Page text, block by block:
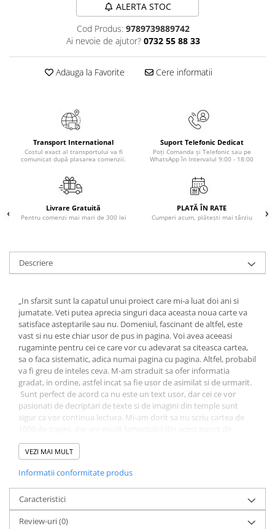
Medicina & Farmacie
Medicina Pentru Toti
Terapii Alternative
AudioBook
Beletristica
Carti erotice
Carti pentru Adolescenti, Young
Adult
Literatura Romana
Poezie
Romane de dragoste, Carti
romantice
Senzatii/Dragoste
Senzatii/Erotic
Senzatii/Suspans
Senzatii/Thriller
SF & Fantasy
Teatru
Teens Book Club
Birotica & Papetarie
Adezivi si benzi adezive
ALERTA STOC
Cod Produs: 9789739889742
Ai nevoie de ajutor? 0732 55 88 33
Adauga la Favorite Cere informatii
Transport International
Costul exact al transportului va fi
comunicat după plasarea comenzii.
Suport Telefonic Dedicat
Poți Comanda și Telefonic sau pe
WhatsApp în Intervalul 9:00 - 18:00
Livrare Gratuită
Pentru comenzi mai mari de 300 lei
PLATĂ ÎN RATE
Cumperi acum, plătești mai târziu
Descriere
„In sfarsit sunt la capatul unui proiect care mi-a luat doi ani si
jumatate. Veti putea aprecia singuri daca aceasta noua carte va
satisface asteptarile sau nu. Domeniul, fascinant de altfel, este
vast si nu este chiar usor de pus in pagina. Voi avea aceeasi
rugaminte pentru cei ce care vor cu adevarat sa citeasca cartea,
sa o faca sistematic, adica numai pagina cu pagina. Altfel, probabil
va fi greu de inteles ceva. M-am straduit sa ofer informatia
gradat, in ordine, astfel incat sa fie usor de asimilat si de urmarit.
Sunt perfect de acord ca nu este un text usor, dar cei ce vor
pasionati de decriptari de texte si de imagini din temple sunt
sigur ca vor continua lectura. Mi-am dorit sa nu scriu cartea de
vedere. Foarte probabil, daca as rescri-o pentru a treia oara as
reusi sa ma incadrez sub 1000 de pagini. In mod sigur as putea sa
idee. Cartea ar pierde insa o parte din frumusete zic eu, pentru ca
numai asa cum am scris-o veti fi alaturi de mine in toate micile
mele descoperiri. Daca veti mai gasi ceva greseli de scriere sau
patru puncte in loc de trei, va rog sa-mi iertati aceste omisiuni. Ele
sunt aproape inerente atunci cand scrii cartea nu ca un scriitor
VEZI MAI MULT
Informatii conformitate produs
Caracteristici
Review-uri(0)